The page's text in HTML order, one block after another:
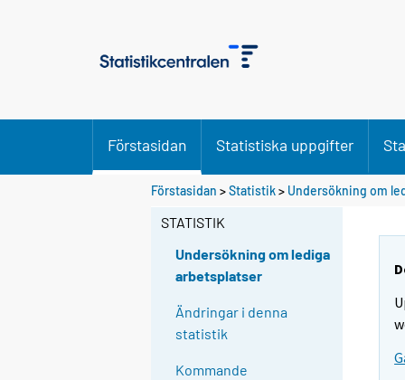
Förstasidan Statistiska uppgifter
Förstasidan >Statistik> Undersökning om
STATISTIK
Undersökning om lediga
arbetsplatser
Ändringar i denna
statistik
Kommande